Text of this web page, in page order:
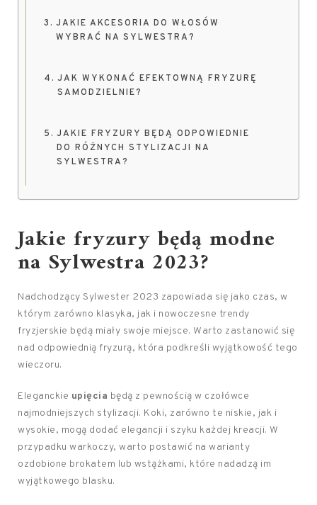
JAKIE AKCESORIA DO WŁOSÓW
WYBRAĆ NA SYLWESTRA?
JAK WYKONAĆ EFEKTOWNĄ FRYZURĘ
SAMODZIELNIE?
JAKIE FRYZURY BĘDĄ ODPOWIEDNIE
DO RÓŻNYCH STYLIZACJI NA
SYLWESTRA?
Jakie fryzury będą modne
na Sylwestra 2023?
Nadchodzący Sylwester 2023 zapowiada się jako czas, w
którym zarówno klasyka, jak i nowoczesne trendy
fryzjerskie będą miały swoje miejsce. Warto zastanowić się
nad odpowiednią fryzurą, która podkreśli wyjątkowość tego
wieczoru.
Eleganckie upięcia będą z pewnością w czołówce
najmodniejszych stylizacji. Koki, zarówno te niskie, jak i
wysokie, mogą dodać elegancji i szyku każdej kreacji. W
przypadku warkoczy, warto postawić na warianty
ozdobione brokatem lub wstążkami, które nadadzą im
wyjątkowego blasku.